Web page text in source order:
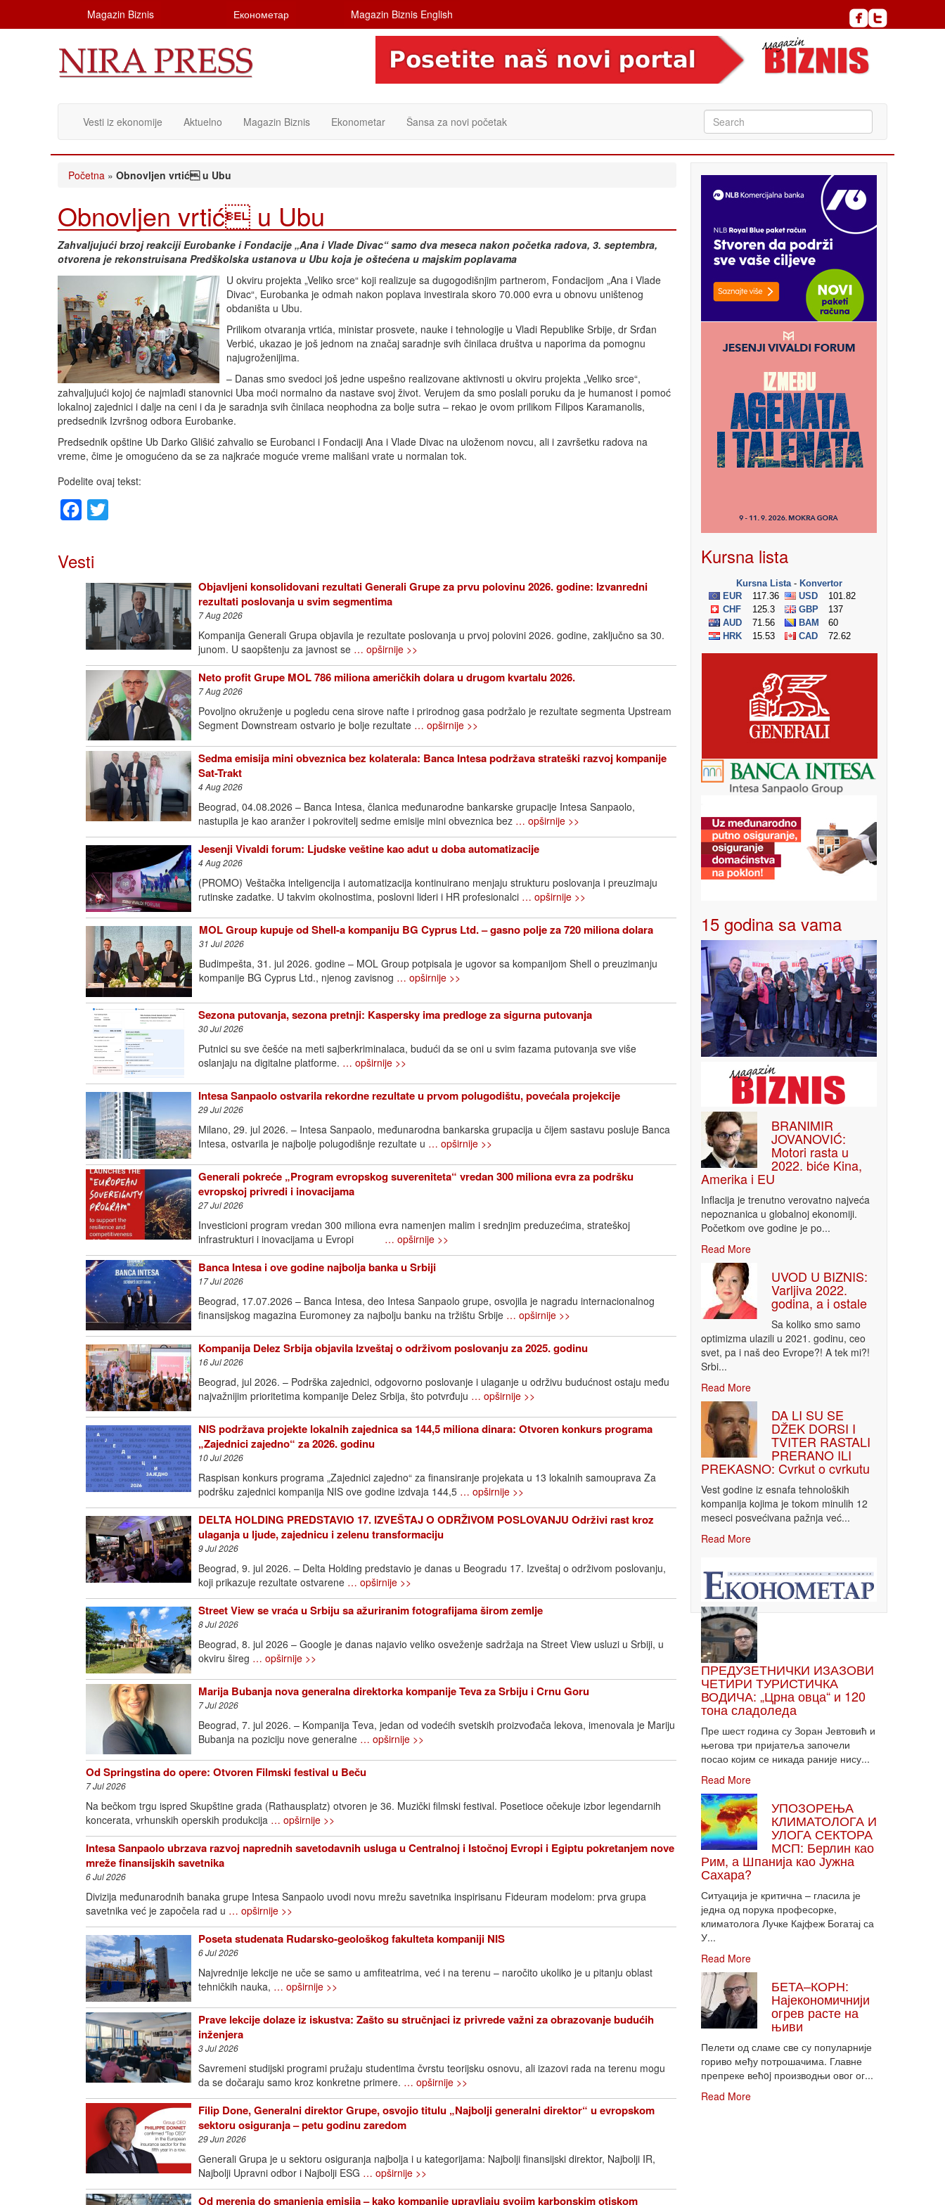
Magazin Biznis Економетар Magazin Biznis English
Vesti iz ekonomije Aktuelno Magazin Biznis Ekonometar Šansa za novi početak
Početna » Obnovljen vrtić u Ubu
Obnovljen vrtić u Ubu
Zahvaljujući brzoj reakciji Eurobanke i Fondacije „Ana i Vlade Divac“ samo dva meseca nakon početka radova, 3. septembra,
otvorena je rekonstruisana Predškolska ustanova u Ubu koja je oštećena u majskim poplavama
U okviru projekta „Veliko srce“ koji realizuje sa dugogodišnjim partnerom, Fondacijom „Ana i Vlade
Divac“, Eurobanka je odmah nakon poplava investirala skoro 70.000 evra u obnovu uništenog
obdaništa u Ubu.
Prilikom otvaranja vrtića, ministar prosvete, nauke i tehnologije u Vladi Republike Srbije, dr Srđan
Verbić, ukazao je još jednom na značaj saradnje svih činilaca društva u naporima da pomognu
najugroženijima.
– Danas smo svedoci još jedne uspešno realizovane aktivnosti u okviru projekta „Veliko srce“,
zahvaljujući kojoj će najmlađi stanovnici Uba moći normalno da nastave svoj život. Verujem da smo poslali poruku da je humanost i pomoć
lokalnoj zajednici i dalje na ceni i da je saradnja svih činilaca neophodna za bolje sutra – rekao je ovom prilikom Filipos Karamanolis,
predsednik Izvršnog odbora Eurobanke.
Predsednik opštine Ub Darko Glišić zahvalio se Eurobanci i Fondaciji Ana i Vlade Divac na uloženom novcu, ali i završetku radova na
vreme, čime je omogućeno da se za najkraće moguće vreme mališani vrate u normalan tok.
Podelite ovaj tekst:
Facebook
Vesti
Objavljeni konsolidovani rezultati Generali Grupe za prvu polovinu 2026. godine: Izvanredni
rezultati poslovanja u svim segmentima
7 Aug 2026
Kompanija Generali Grupa objavila je rezultate poslovanja u prvoj polovini 2026. godine, zaključno sa 30.
junom. U saopštenju za javnost se … opširnije >>
Neto profit Grupe MOL 786 miliona američkih dolara u drugom kvartalu 2026.
7 Aug 2026
Povoljno okruženje u pogledu cena sirove nafte i prirodnog gasa podržalo je rezultate segmenta Upstream
Segment Downstream ostvario je bolje rezultate … opširnije >>
Sedma emisija mini obveznica bez kolaterala: Banca Intesa podržava strateški razvoj kompanije
Sat-Trakt
4 Aug 2026
Beograd, 04.08.2026 – Banca Intesa, članica međunarodne bankarske grupacije Intesa Sanpaolo,
nastupila je kao aranžer i pokrovitelj sedme emisije mini obveznica bez … opširnije >>
Jesenji Vivaldi forum: Ljudske veštine kao adut u doba automatizacije
4 Aug 2026
(PROMO) Veštačka inteligencija i automatizacija kontinuirano menjaju strukturu poslovanja i preuzimaju
rutinske zadatke. U takvim okolnostima, poslovni lideri i HR profesionalci … opširnije >>
MOL Group kupuje od Shell-a kompaniju BG Cyprus Ltd. – gasno polje za 720 miliona dolara
31 Jul 2026
Budimpešta, 31. jul 2026. godine – MOL Group potpisala je ugovor sa kompanijom Shell o preuzimanju
kompanije BG Cyprus Ltd., njenog zavisnog … opširnije >>
Sezona putovanja, sezona pretnji: Kaspersky ima predloge za sigurna putovanja
30 Jul 2026
Putnici su sve češće na meti sajberkriminalaca, budući da se oni u svim fazama putovanja sve više
oslanjaju na digitalne platforme. … opširnije >>
Intesa Sanpaolo ostvarila rekordne rezultate u prvom polugodištu, povećala projekcije
29 Jul 2026
Milano, 29. jul 2026. – Intesa Sanpaolo, međunarodna bankarska grupacija u čijem sastavu posluje Banca
Intesa, ostvarila je najbolje polugodišnje rezultate u … opširnije >>
Generali pokreće „Program evropskog suvereniteta“ vredan 300 miliona evra za podršku
evropskoj privredi i inovacijama
27 Jul 2026
Investicioni program vredan 300 miliona evra namenjen malim i srednjim preduzećima, strateškoj
infrastrukturi i inovacijama u Evropi … opširnije >>
Banca Intesa i ove godine najbolja banka u Srbiji
17 Jul 2026
Beograd, 17.07.2026 – Banca Intesa, deo Intesa Sanpaolo grupe, osvojila je nagradu internacionalnog
finansijskog magazina Euromoney za najbolju banku na tržištu Srbije … opširnije >>
Kompanija Delez Srbija objavila Izveštaj o održivom poslovanju za 2025. godinu
16 Jul 2026
Beograd, jul 2026. – Podrška zajednici, odgovorno poslovanje i ulaganje u održivu budućnost ostaju među
najvažnijim prioritetima kompanije Delez Srbija, što potvrđuju … opširnije >>
NIS podržava projekte lokalnih zajednica sa 144,5 miliona dinara: Otvoren konkurs programa
„Zajednici zajedno“ za 2026. godinu
10 Jul 2026
Raspisan konkurs programa „Zajednici zajedno“ za finansiranje projekata u 13 lokalnih samouprava Za
podršku zajednici kompanija NIS ove godine izdvaja 144,5 … opširnije >>
DELTA HOLDING PREDSTAVIO 17. IZVEŠTAJ O ODRŽIVOM POSLOVANJU Održivi rast kroz
ulaganja u ljude, zajednicu i zelenu transformaciju
9 Jul 2026
Beograd, 9. jul 2026. – Delta Holding predstavio je danas u Beogradu 17. Izveštaj o održivom poslovanju,
koji prikazuje rezultate ostvarene … opširnije >>
Street View se vraća u Srbiju sa ažuriranim fotografijama širom zemlje
8 Jul 2026
Beograd, 8. jul 2026 – Google je danas najavio veliko osveženje sadržaja na Street View usluzi u Srbiji, u
okviru šireg … opširnije >>
Marija Bubanja nova generalna direktorka kompanije Teva za Srbiju i Crnu Goru
7 Jul 2026
Beograd, 7. jul 2026. – Kompanija Teva, jedan od vodećih svetskih proizvođača lekova, imenovala je Mariju
Bubanja na poziciju nove generalne … opširnije >>
Od Springstina do opere: Otvoren Filmski festival u Beču
7 Jul 2026
Na bečkom trgu ispred Skupštine grada (Rathausplatz) otvoren je 36. Muzički filmski festival. Posetioce očekuje izbor legendarnih
koncerata, vrhunskih operskih produkcija … opširnije >>
Intesa Sanpaolo ubrzava razvoj naprednih savetodavnih usluga u Centralnoj i Istočnoj Evropi i Egiptu pokretanjem nove
mreže finansijskih savetnika
6 Jul 2026
Divizija međunarodnih banaka grupe Intesa Sanpaolo uvodi novu mrežu savetnika inspirisanu Fideuram modelom: prva grupa
savetnika već je započela rad u … opširnije >>
Poseta studenata Rudarsko-geološkog fakulteta kompaniji NIS
6 Jul 2026
Najvrednije lekcije ne uče se samo u amfiteatrima, već i na terenu – naročito ukoliko je u pitanju oblast
tehničkih nauka, … opširnije >>
Prave lekcije dolaze iz iskustva: Zašto su stručnjaci iz privrede važni za obrazovanje budućih
inženjera
3 Jul 2026
Savremeni studijski programi pružaju studentima čvrstu teorijsku osnovu, ali izazovi rada na terenu mogu
da se dočaraju samo kroz konkretne primere. … opširnije >>
Filip Done, Generalni direktor Grupe, osvojio titulu „Najbolji generalni direktor“ u evropskom
sektoru osiguranja – petu godinu zaredom
29 Jun 2026
Generali Grupa je u sektoru osiguranja najbolja i u kategorijama: Najbolji finansijski direktor, Najbolji IR,
Najbolji Upravni odbor i Najbolji ESG … opširnije >>
Od merenja do smanjenja emisija – kako kompanije upravljaju svojim karbonskim otiskom
Kursna lista
15 godina sa vama
BRANIMIR
JOVANOVIĆ:
Motori rasta u
2022. biće Kina,
Amerika i EU
Inflacija je trenutno verovatno najveća
nepoznanica u globalnoj ekonomiji.
Početkom ove godine je po...
Read More
UVOD U BIZNIS:
Varljiva 2022.
godina, a i ostale
Sa koliko smo samo
optimizma ulazili u 2021. godinu, ceo
svet, pa i naš deo Evrope?! A tek mi?!
Srbi...
Read More
DA LI SU SE
DŽEK DORSI I
TVITER RASTALI
PRERANO ILI
PREKASNO: Cvrkut o cvrkutu
Vest godine iz esnafa tehnoloških
kompanija kojima je tokom minulih 12
meseci posvećivana pažnja već...
Read More
ПРЕДУЗЕТНИЧКИ ИЗАЗОВИ
ЧЕТИРИ ТУРИСТИЧКА
ВОДИЧА: „Црна овца“ и 120
тона сладоледа
Пре шест година су Зоран Јевтовић и
његова три пријатеља започели
посао којим се никада раније нису...
Read More
УПОЗОРЕЊА
КЛИМАТОЛОГА И
УЛОГА СЕКТОРА
МСП: Берлин као
Рим, а Шпанија као Јужна
Сахара?
Ситуација је критична – гласила је
једна од порука професорке,
климатолога Лучке Кајфеж Богатај са
У...
Read More
БЕТА–КОРН:
Најекономичнији
огрев расте на
њиви
Пелети од сламе све су популарније
гориво међу потрошачима. Главне
препреке већoj производњи овог ог...
Read More